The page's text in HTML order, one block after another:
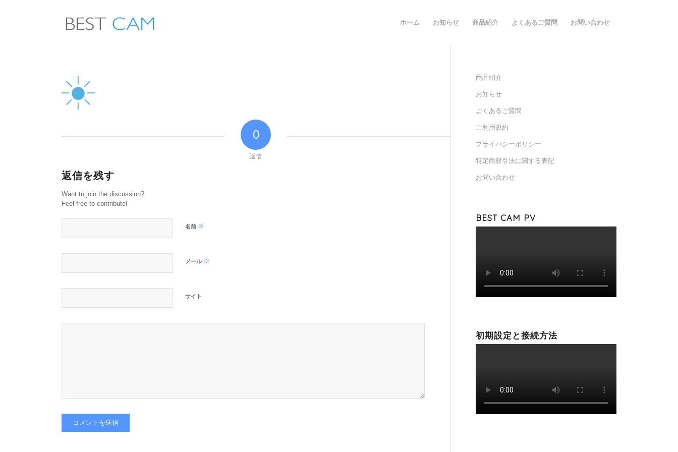
ホーム お知らせ 商品紹介 よくあるご質問 お問い合わせ
0
返信
返信を残す
Want to join the discussion?
Feel free to contribute!
名前 ※
メール ※
サイト
商品紹介
お知らせ
よくあるご質問
ご利用規約
プライバシーポリシー
特定商取引法に関する表記
お問い合わせ
BEST CAM PV
初期設定と接続方法